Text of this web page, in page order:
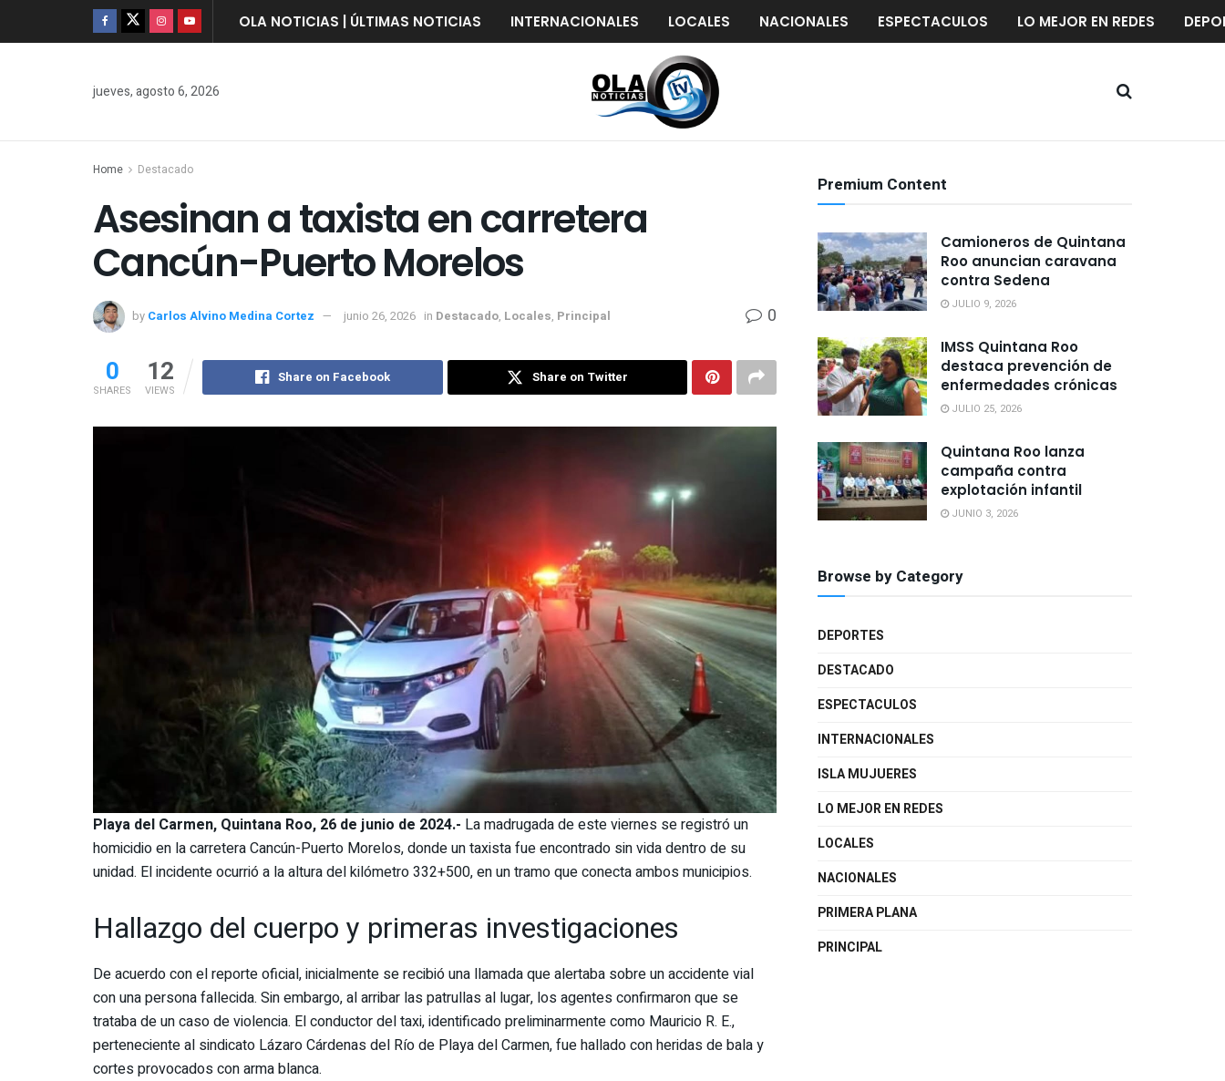
OLA NOTICIAS | ÚLTIMAS NOTICIAS INTERNACIONALES LOCALES NACIONALES ESPECTACULOS LO MEJOR EN REDES
jueves, agosto 6, 2026
Home Destacado
Asesinan a taxista en carretera
Cancún-Puerto Morelos
by Carlos Alvino Medina Cortez junio 26, 2026 in Destacado, Locales, Principal 0
0
SHARES
12
VIEWS
Share on Facebook Share on Twitter
Playa del Carmen, Quintana Roo, 26 de junio de 2024.- La madrugada de este viernes se registró un
homicidio en la carretera Cancún-Puerto Morelos, donde un taxista fue encontrado sin vida dentro de su
unidad. El incidente ocurrió a la altura del kilómetro 332+500, en un tramo que conecta ambos municipios.
Hallazgo del cuerpo y primeras investigaciones
De acuerdo con el reporte oficial, inicialmente se recibió una llamada que alertaba sobre un accidente vial
con una persona fallecida. Sin embargo, al arribar las patrullas al lugar, los agentes confirmaron que se
trataba de un caso de violencia. El conductor del taxi, identificado preliminarmente como Mauricio R. E.,
perteneciente al sindicato Lázaro Cárdenas del Río de Playa del Carmen, fue hallado con heridas de bala y
cortes provocados con arma blanca.
Premium Content
Camioneros de Quintana
Roo anuncian caravana
contra Sedena
JULIO 9, 2026
IMSS Quintana Roo
destaca prevención de
enfermedades crónicas
JULIO 25, 2026
Quintana Roo lanza
campaña contra
explotación infantil
JUNIO 3, 2026
Browse by Category
DEPORTES
DESTACADO
ESPECTACULOS
INTERNACIONALES
ISLA MUJUERES
LO MEJOR EN REDES
LOCALES
NACIONALES
PRIMERA PLANA
PRINCIPAL